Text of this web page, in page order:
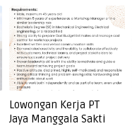
Lowongan Kerja PT
Jaya Manggala Sakti